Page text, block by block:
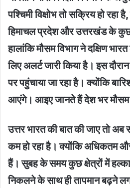
पश्चिमी विक्षोभ तो सक्रिय हो
हिमाचल प्रदेश और उत्तरखंड के कुछ
हालांकि मौसम विभाग ने दक्षिण
लिए अलर्ट जारी किया है। इस
पर पहुंचाया जा रहा है। क्योंकि
आएंगे। आइए जानते हैं देश भर मौसम
उत्तर भारत की बात की जाए तो अब
कम हो रहा है। क्योंकि अधिकतम
हैं। सुबह के समय कुछ क्षेत्रों में
निकलने के साथ ही तापमान बढ़ने